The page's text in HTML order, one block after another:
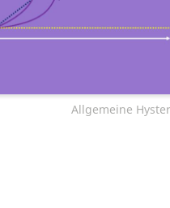
Allgemeine